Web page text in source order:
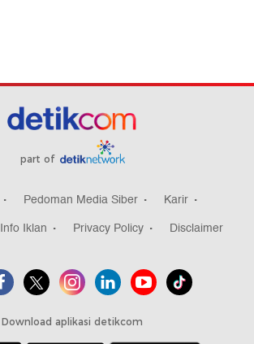
part of
Pedoman Media Siber
Karir
Info Iklan Privacy Policy Disclaimer
Download aplikasi detikcom